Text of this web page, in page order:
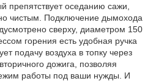
препятствует оседанию сажи,
чистым. Подключение дымохода
сверху, диаметром 150
горения есть удобная ручка
подачу воздуха в топку через
дожига, позволяя
работы под ваши нужды. И